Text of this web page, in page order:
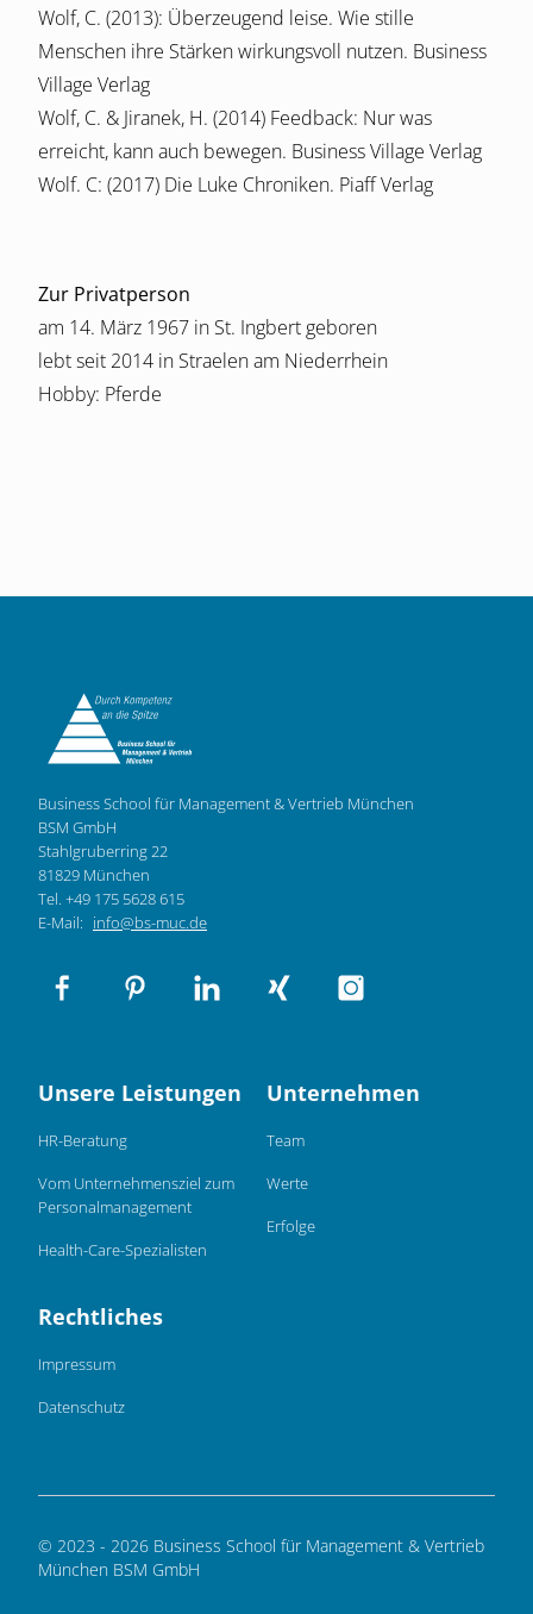
Wolf, C. (2013): Überzeugend leise. Wie stille
Menschen ihre Stärken wirkungsvoll nutzen. Business
Village Verlag
Wolf, C. & Jiranek, H. (2014) Feedback: Nur was
erreicht, kann auch bewegen. Business Village Verlag
Wolf. C: (2017) Die Luke Chroniken. Piaff Verlag
Zur Privatperson
am 14. März 1967 in St. Ingbert geboren
lebt seit 2014 in Straelen am Niederrhein
Hobby: Pferde
Business School für Management & Vertrieb München
BSM GmbH
Stahlgruberring 22
81829 München
Tel. +49 175 5628 615
E-Mail: info@bs-muc.de
Unsere Leistungen
HR-Beratung
Vom Unternehmensziel zum
Personalmanagement
Health-Care-Spezialisten
Unternehmen
Team
Werte
Erfolge
Rechtliches
Impressum
Datenschutz
© 2023 - 2026 Business School für Management & Vertrieb
München BSM GmbH